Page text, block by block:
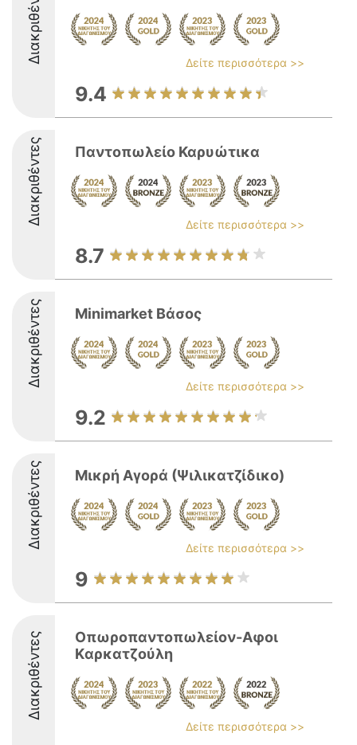
Διακριθέντες Δείτε περισσότερα >>
9.4
Διακριθέντες Παντοπωλείο Καρυώτικα
Δείτε περισσότερα >>
8.7
Διακριθέντες Minimarket Βάσος
Δείτε περισσότερα >>
9.2
Διακριθέντες Μικρή Αγορά (Ψιλικατζίδικο)
Δείτε περισσότερα >>
9
Διακριθέντες
Οπωροπαντοπωλείον-Αφοι
Kαρκατζούλη
Δείτε περισσότερα >>